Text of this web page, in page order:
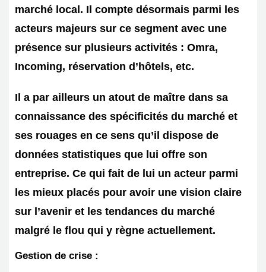
marché local. Il compte désormais parmi les
acteurs majeurs sur ce segment avec une
présence sur plusieurs activités : Omra,
Incoming, réservation d’hôtels, etc.
Il a par ailleurs un atout de maître dans sa
connaissance des spécificités du marché et
ses rouages en ce sens qu’il dispose de
données statistiques que lui offre son
entreprise. Ce qui fait de lui un acteur parmi
les mieux placés pour avoir une vision claire
sur l’avenir et les tendances du marché
malgré le flou qui y règne actuellement.
Gestion de crise :